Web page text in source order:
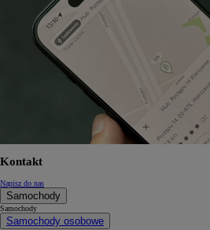
Kontakt
Napisz do nas
Samochody
Samochody
Samochody osobowe